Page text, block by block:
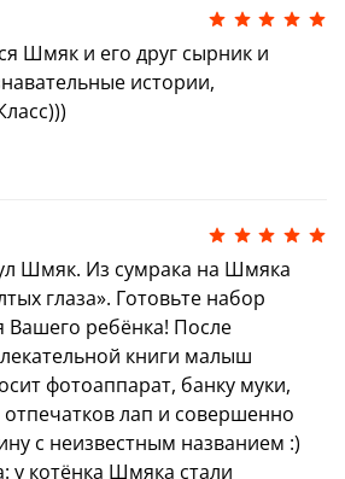
Шмяк и его друг сырник и
истории,
Шмяк. Из сумрака на Шмяка
глаза». Готовьте набор
Вашего ребёнка! После
книги малыш
фотоаппарат, банку муки,
лап и совершенно
с неизвестным названием :)
у котёнка Шмяка стали